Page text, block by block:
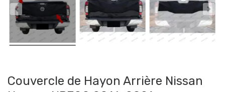
Couvercle de Hayon Arrière Nissan